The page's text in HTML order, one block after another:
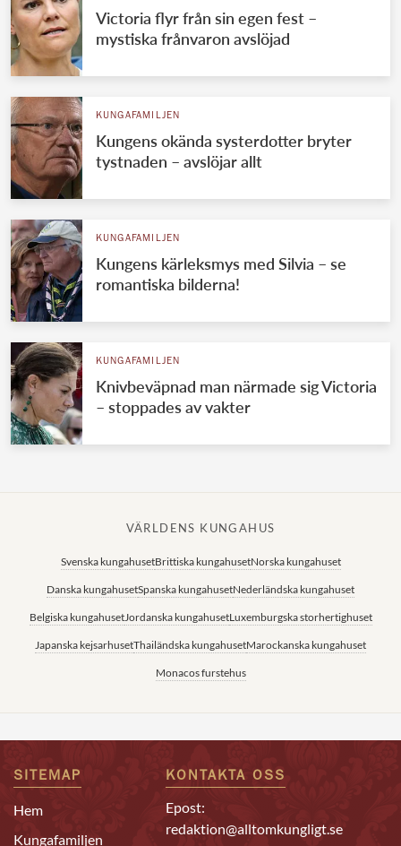
Victoria flyr från sin egen fest –
mystiska frånvaron avslöjad
KUNGAFAMILJEN
Kungens okända systerdotter bryter
tystnaden – avslöjar allt
KUNGAFAMILJEN
Kungens kärleksmys med Silvia – se
romantiska bilderna!
KUNGAFAMILJEN
Knivbeväpnad man närmade sig Victoria
– stoppades av vakter
VÄRLDENS KUNGAHUS
Svenska kungahusetBrittiska kungahusetNorska kungahuset
Danska kungahusetSpanska kungahusetNederländska kungahuset
Belgiska kungahusetJordanska kungahusetLuxemburgska storhertighuset
Japanska kejsarhusetThailändska kungahusetMarockanska kungahuset
Monacos furstehus
SITEMAP
Hem
Kungafamiljen
KONTAKTA OSS
Epost:
redaktion@alltomkungligt.se